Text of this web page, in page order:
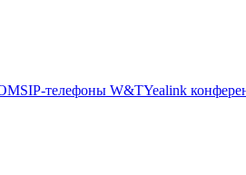
SIP-телефоны W&TYealink